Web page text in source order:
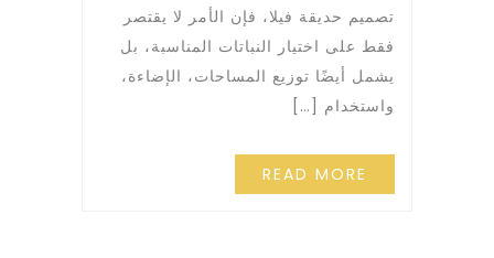
تصميم حديقة فيلا، فإن الأمر لا يقتصر
فقط على اختيار النباتات المناسبة، بل
يشمل أيضًا توزيع المساحات، الإضاءة،
واستخدام […]
READ MORE